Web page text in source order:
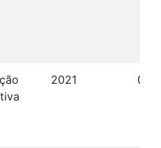
2021 06/